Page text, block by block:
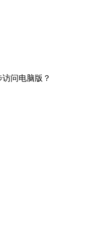
问电脑版？